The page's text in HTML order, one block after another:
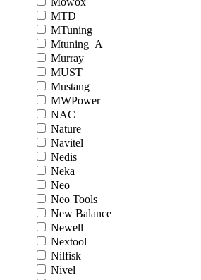
MTD
MTuning
Mtuning_A
Murray
MUST
Mustang
MWPower
NAC
Nature
Navitel
Nedis
Neka
Neo
Neo Tools
New Balance
Newell
Nextool
Nilfisk
Nivel